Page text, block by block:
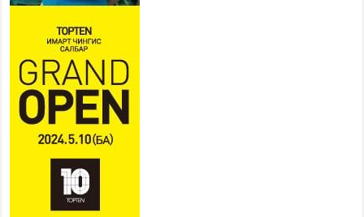
2026 оны 7 сар 30 / 15 цаг 30 минут
Нийслэл, дүүргийн шуурхай штабууд хүч,
хэрэгслийн бэлэн байдлыг ханган ажиллаж
байна
2026 оны 7 сар 30 / 15 цаг 24 минут
Бүгд Найрамдах Киргиз Улстай худалдаа,
тээвэр, логистикийн хамтын ажиллагааг
өргөжүүлнэ
2026 оны 7 сар 30 / 15 цаг 19 минут
Шадар сайд Н.Номтойбаяр яамдын Төрийн
нарийн бичгийн дарга нартай шуурхай